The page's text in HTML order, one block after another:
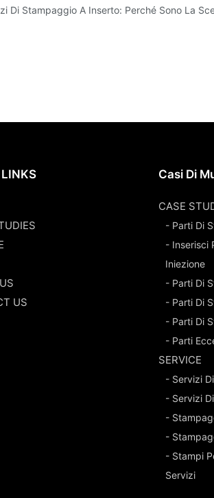
Di Stampaggio A Inserto: Perché Sono La
US
Casi Di
CASE
- Parti Di
- Inserisci
Iniezione
- Parti Di
- Parti Di
- Parti Di
- Parti
SERVICE
- Servizi
- Servizi
-
-
- Stampi
Servizi